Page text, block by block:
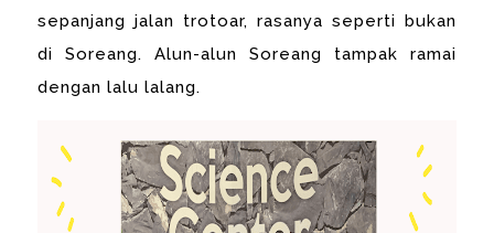
sepanjang jalan trotoar, rasanya seperti bukan
di Soreang. Alun-alun Soreang tampak ramai
dengan lalu lalang.